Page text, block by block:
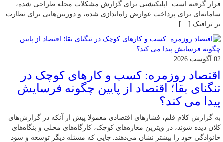
قرار گرفته است. اپلیکیشنی برای گزارش مشکلات محله طراحی شده،
سامانه‌ای برای پرداخت عوارض راه‌اندازی شده، و دوربین‌هایی برای نظارت
بر ترافیک […]
02 آگوست 2026
اقتصاد روزمره: کسب‌ و کارهای کوچک در
تنگنای بقا؛ اقتصاد از پایین چگونه فرسایش
پیدا می کند؟
به گزارش کلام قلم، فشارهای اقتصادی معمولا پیش از آنکه در گزارش‌های
کلان دیده شوند، در ویترین مغازه‌های کوچک، کارگاه‌های محلی و بنگاه‌های
خانوادگی خود را بیشتر نشان می‌دهند. جایی که مسئله دیگر توسعه و سود